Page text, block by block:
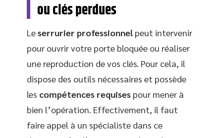
ou clés perdues
Leserrurier professionnelpeut intervenir
pour ouvrir votre porte bloquée ou réaliser
une reproduction de vos clés. Pour cela, il
dispose des outils nécessaires et possède
les compétences requises pour mener à
bien l’opération. Effectivement, il faut
faire appel à un spécialiste dans ce